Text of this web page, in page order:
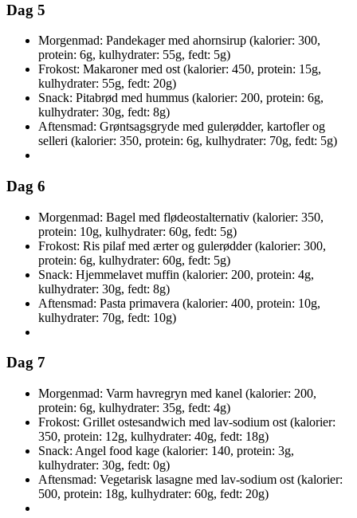
Dag 5
Morgenmad: Pandekager med ahornsirup (kalorier: 300,
protein: 6g, kulhydrater: 55g, fedt: 5g)
Frokost: Makaroner med ost (kalorier: 450, protein: 15g,
kulhydrater: 55g, fedt: 20g)
Snack: Pitabrød med hummus (kalorier: 200, protein: 6g,
kulhydrater: 30g, fedt: 8g)
Aftensmad: Grøntsagsgryde med gulerødder, kartofler og
selleri (kalorier: 350, protein: 6g, kulhydrater: 70g, fedt: 5g)
Dag 6
Morgenmad: Bagel med flødeostalternativ (kalorier: 350,
protein: 10g, kulhydrater: 60g, fedt: 5g)
Frokost: Ris pilaf med ærter og gulerødder (kalorier: 300,
protein: 6g, kulhydrater: 60g, fedt: 5g)
Snack: Hjemmelavet muffin (kalorier: 200, protein: 4g,
kulhydrater: 30g, fedt: 8g)
Aftensmad: Pasta primavera (kalorier: 400, protein: 10g,
kulhydrater: 70g, fedt: 10g)
Dag 7
Morgenmad: Varm havregryn med kanel (kalorier: 200,
protein: 6g, kulhydrater: 35g, fedt: 4g)
Frokost: Grillet ostesandwich med lav-sodium ost (kalorier:
350, protein: 12g, kulhydrater: 40g, fedt: 18g)
Snack: Angel food kage (kalorier: 140, protein: 3g,
kulhydrater: 30g, fedt: 0g)
Aftensmad: Vegetarisk lasagne med lav-sodium ost (kalorier:
500, protein: 18g, kulhydrater: 60g, fedt: 20g)